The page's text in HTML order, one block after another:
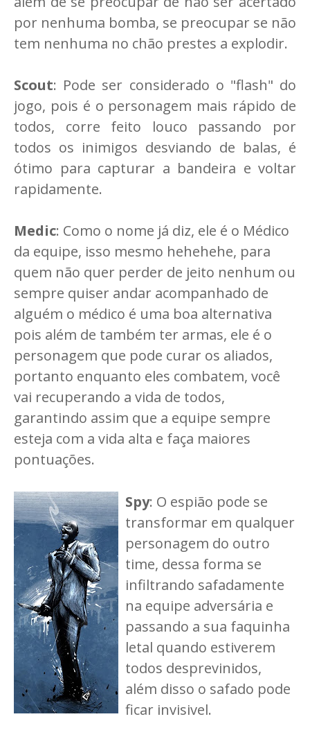
por nenhuma bomba, se preocupar se não
tem nenhuma no chão prestes a explodir.
Scout: Pode ser considerado o "flash" do
jogo, pois é o personagem mais rápido de
todos, corre feito louco passando por
todos os inimigos desviando de balas, é
ótimo para capturar a bandeira e voltar
rapidamente.
Medic: Como o nome já diz, ele é o Médico
da equipe, isso mesmo hehehehe, para
quem não quer perder de jeito nenhum ou
sempre quiser andar acompanhado de
alguém o médico é uma boa alternativa
pois além de também ter armas, ele é o
personagem que pode curar os aliados,
portanto enquanto eles combatem, você
vai recuperando a vida de todos,
garantindo assim que a equipe sempre
esteja com a vida alta e faça maiores
pontuações.
Spy: O espião pode se
transformar em qualquer
personagem do outro
time, dessa forma se
infiltrando safadamente
na equipe adversária e
passando a sua faquinha
letal quando estiverem
todos desprevinidos,
além disso o safado pode
ficar invisivel.